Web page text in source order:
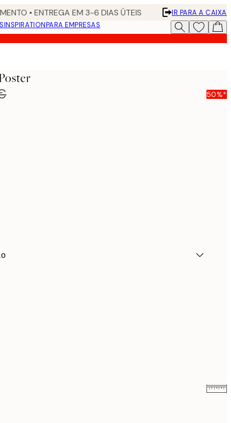
• ENTREGA EM 3-6 DIAS ÚTEIS
IR PARA A CAIXA
INSPIRATIONPARA EMPRESAS
50%*